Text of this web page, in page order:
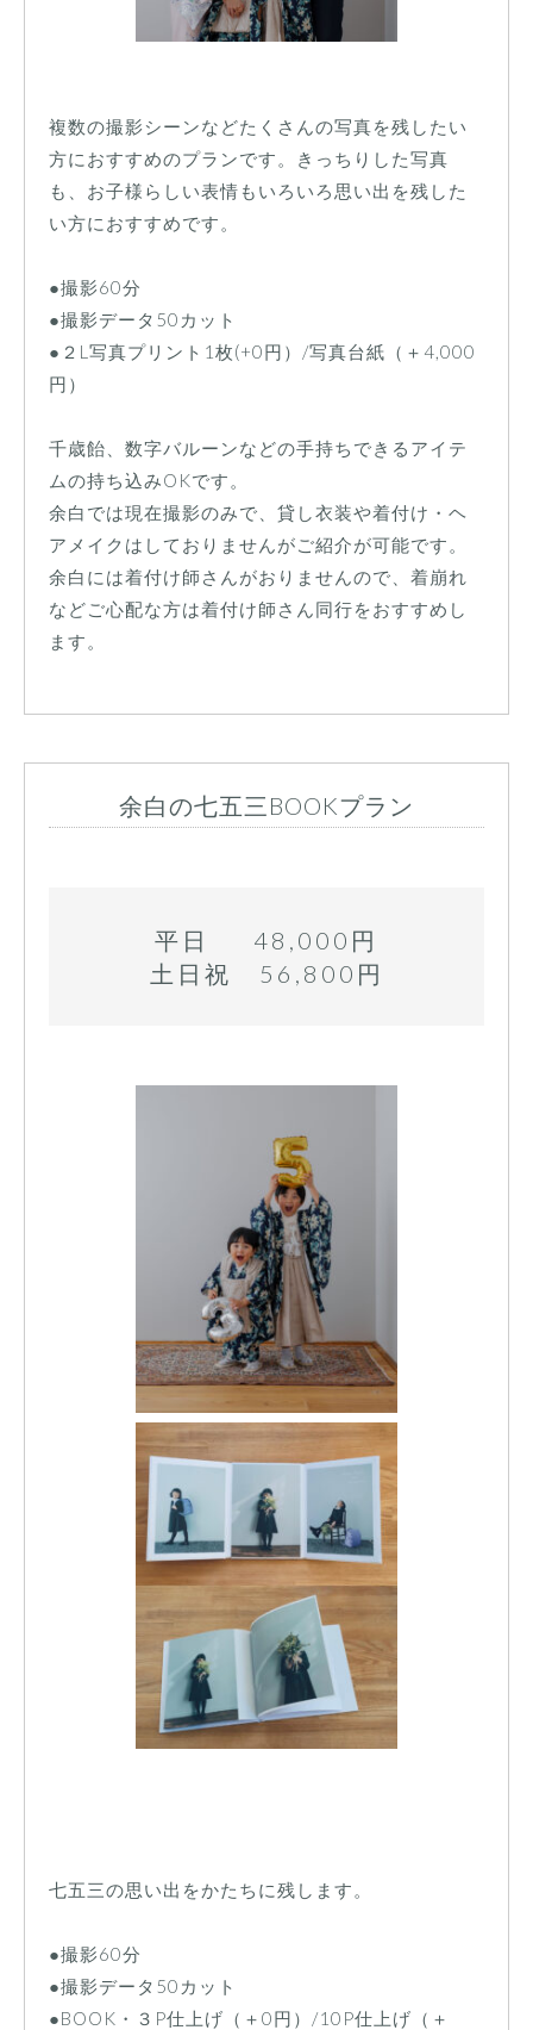
複数の撮影シーンなどたくさんの写真を残したい
方におすすめのプランです。きっちりした写真
も、お子様らしい表情もいろいろ思い出を残した
い方におすすめです。
●撮影60分
●撮影データ50カット
●２L写真プリント1枚(+0円）/写真台紙（＋4,000
円）
千歳飴、数字バルーンなどの手持ちできるアイテ
ムの持ち込みOKです。
余白では現在撮影のみで、貸し衣装や着付け・ヘ
アメイクはしておりませんがご紹介が可能です。
余白には着付け師さんがおりませんので、着崩れ
などご心配な方は着付け師さん同行をおすすめし
ます。
余白の七五三BOOKプラン
平日 48,000円
土日祝 56,800円
七五三の思い出をかたちに残します。
●撮影60分
●撮影データ50カット
●BOOK・３P仕上げ（＋0円）/10P仕上げ（＋